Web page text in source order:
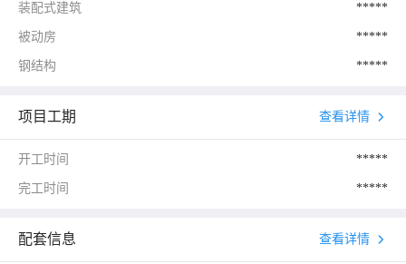
装配式建筑 *****
被动房 *****
钢结构 *****
项目工期 查看详情
开工时间 *****
完工时间 *****
配套信息 查看详情